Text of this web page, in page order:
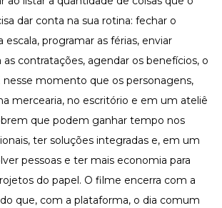
dar conta na sua rotina: fechar o
escala, programar as férias, enviar
contratações, agendar os benefícios, o
nesse momento que os personagens,
mercearia, no escritório e em um ateliê
que podem ganhar tempo nos
ter soluções integradas e, em um
pessoas e ter mais economia para
do papel. O filme encerra com a
que, com a plataforma, o dia comum